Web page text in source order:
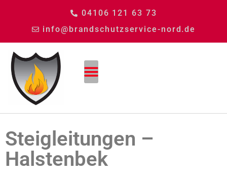
04106 121 63 73
info@brandschutzservice-nord.de
Steigleitungen –
Halstenbek